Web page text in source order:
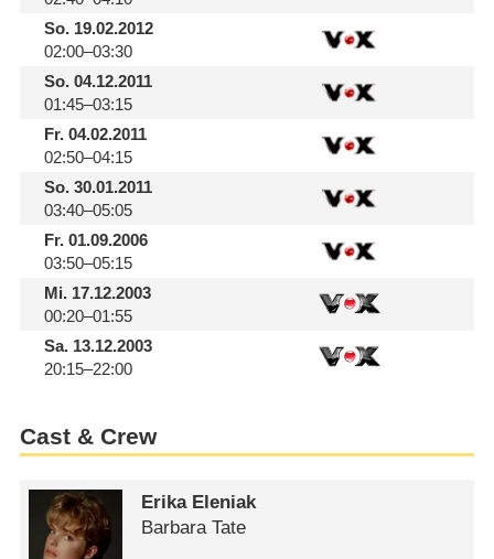
So.19.02.2012
02:00–03:30
So.04.12.2011
01:45–03:15
Fr.04.02.2011
02:50–04:15
So.30.01.2011
03:40–05:05
Fr.01.09.2006
03:50–05:15
Mi.17.12.2003
00:20–01:55
Sa.13.12.2003
20:15–22:00
Cast & Crew
Erika Eleniak
Barbara Tate